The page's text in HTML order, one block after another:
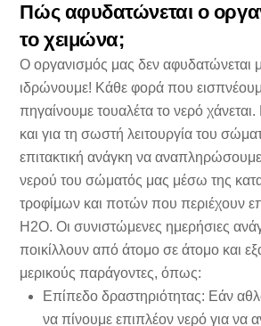
Πώς αφυδατώνεται ο
το χειμώνα;
Ο οργανισμός μας δεν αφυδατώνεται
ιδρώνουμε! Κάθε φορά που
πηγαίνουμε τουαλέτα το νερό
και για τη σωστή λειτουργία του
επιτακτική ανάγκη να
νερού του σώματός μας μέσω της
τροφίμων και ποτών που περιέχουν
H2O. Οι συνιστώμενες ημερήσιες
ποικίλλουν από άτομο σε άτομο και
μερικούς παράγοντες, όπως:
Επίπεδο δραστηριότητας: Εάν
να πίνουμε επιπλέον νερό για